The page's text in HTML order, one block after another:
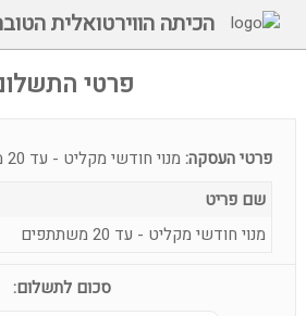
הכיתה הווירטואלית
פרטי
פרטי העסקה: מנוי חודשי מקליט - עד 20 משתתפים
שם פריט
מנוי חודשי מקליט - עד 20 משתתפים
סכום לתשלום: